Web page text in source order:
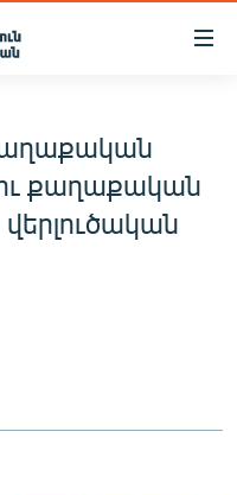
քաղաքական